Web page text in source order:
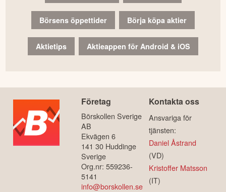
Börsens öppettider Börja köpa aktier
Aktietips Aktieappen för Android & iOS
Företag
Börskollen Sverige
AB
Ekvägen 6
141 30 Huddinge
Sverige
Org.nr: 559236-
5141
info@borskollen.se
Kontakta oss
Ansvariga för
tjänsten:
Daniel Åstrand
(VD)
Kristoffer Matsson
(IT)